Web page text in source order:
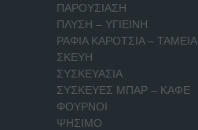
ΠΑΡΟΥΣΙΑΣΗ
ΠΛΥΣΗ – ΥΓΙΕΙΝΗ
ΡΑΦΙΑ ΚΑΡΟΤΣΙΑ – ΤΑΜΕΙΑ
ΣΚΕΥΗ
ΣΥΣΚΕΥΑΣΙΑ
ΣΥΣΚΕΥΕΣ ΜΠΑΡ – ΚΑΦΕ
ΦΟΥΡΝΟΙ
ΨΗΣΙΜΟ